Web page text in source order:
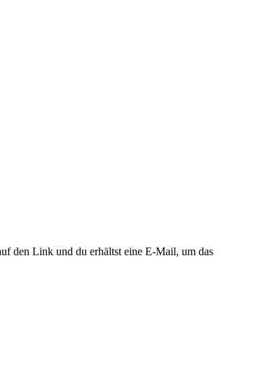
den Link und du erhältst eine E-Mail, um das